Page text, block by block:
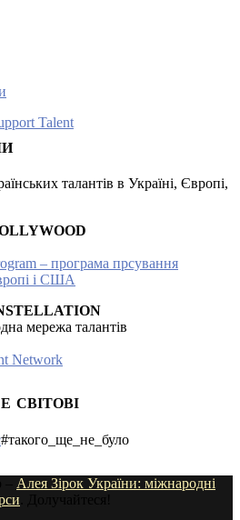
талантів в Україні, Європі,
мережа талантів
СВІТОВІ
#такого_ще_не_було
Алея Зірок України: міжнародні